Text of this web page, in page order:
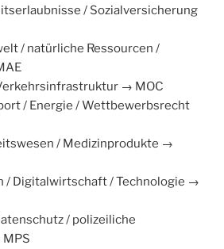
/ Sozialversicherung
/ natürliche Ressourcen /
→ MOC
/ Energie / Wettbewerbsrecht
/ Medizinprodukte →
/ Digitalwirtschaft / Technologie →
/ polizeiliche